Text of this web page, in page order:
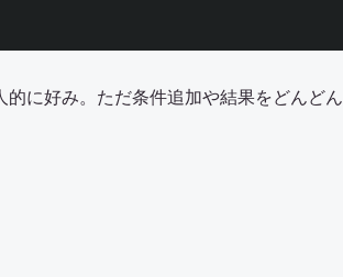
に好み。ただ条件追加や結果をどんどん